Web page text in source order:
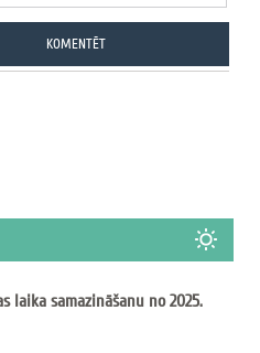
KOMENTĒT
laika samazināšanu no 2025.